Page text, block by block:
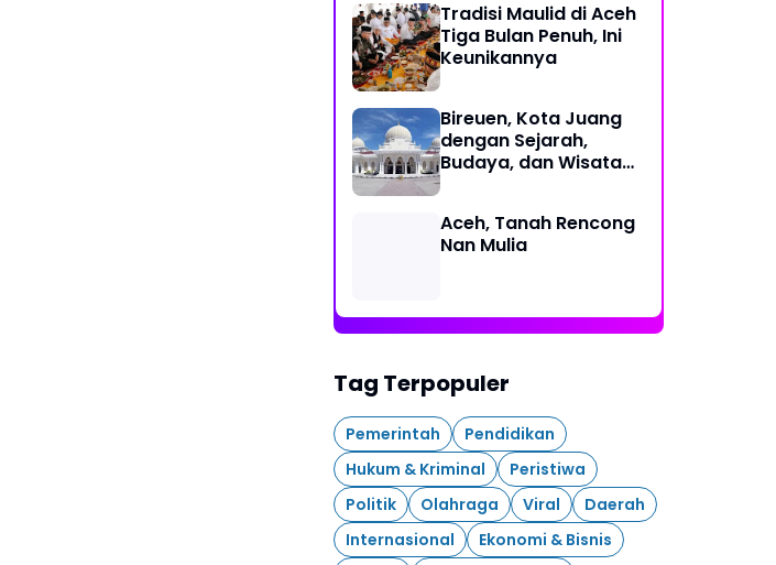
dan Perjuangan
Tradisi Maulid di Aceh
Tiga Bulan Penuh, Ini
Keunikannya
Bireuen, Kota Juang
dengan Sejarah,
Budaya, dan Wisata
Aceh, Tanah Rencong
Nan Mulia
Tag Terpopuler
Pemerintah
Pendidikan
Hukum & Kriminal
Peristiwa
Politik
Olahraga Viral
Daerah
Internasional
Ekonomi & Bisnis